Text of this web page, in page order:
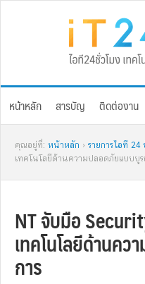
หน้าหลัก สารบัญ ติดต่องาน
คุณอยู่ที่: หน้าหลัก › รายการไอที 24
เทคโนโลยีด้านความปลอดภัยแบบบูร
NT จับมือ
เทคโนโลยีด้านค
การ